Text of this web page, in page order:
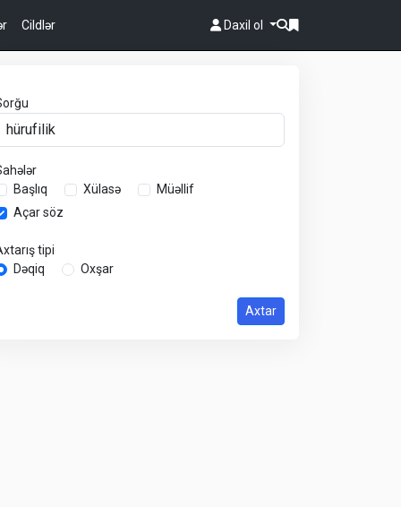
Cildlər Daxil ol
Başlıq
Xülasə
Müəllif
Açar söz
tipi
Dəqiq
Oxşar
Axtar